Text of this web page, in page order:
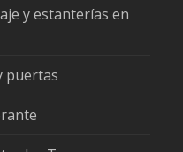
y estanterías en
puertas